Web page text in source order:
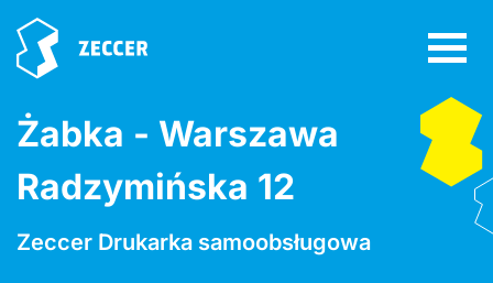
Żabka - Warszawa
Radzymińska 12
Zeccer Drukarka samoobsługowa